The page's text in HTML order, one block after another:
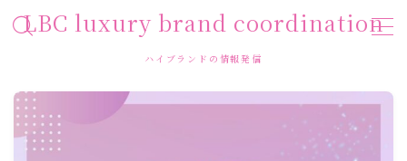
LBC luxury brand coordination
ハイブランドの情報発信
HOME